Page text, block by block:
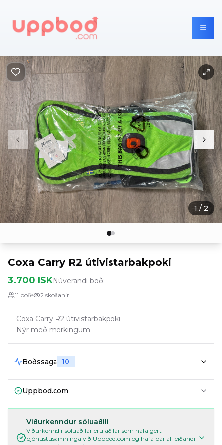
1 / 2
Coxa Carry R2 útivistarbakpoki
3.700 ISKNúverandi boð:
11 boð 2 skoðanir
Coxa Carry R2 útivistarbakpoki
Nýr með merkingum
Boðssaga 10
Uppbod.com
Viðurkenndur söluaðili
Viðurkenndir söluaðilar eru aðilar sem hafa gert
þjónustusamninga við Uppbod.com og hafa þar af leiðandi